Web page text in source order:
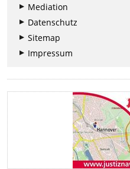
Mediation
Datenschutz
Sitemap
Impressum